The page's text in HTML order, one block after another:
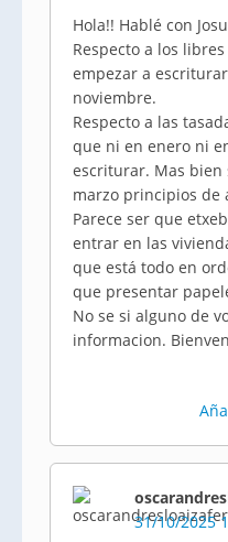
Hola!! Hablé con
Respecto a los
empezar a
noviembre.
Respecto a las
que ni en enero ni
escriturar. Mas bien
marzo principios de
Parece ser que
entrar en las
que está todo en
que presentar
No se si alguno de
informacion.
31/10/2025